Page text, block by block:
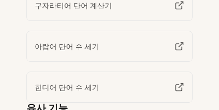
구자라티어 단어 계산기
아랍어 단어 수 세기
힌디어 단어 수 세기